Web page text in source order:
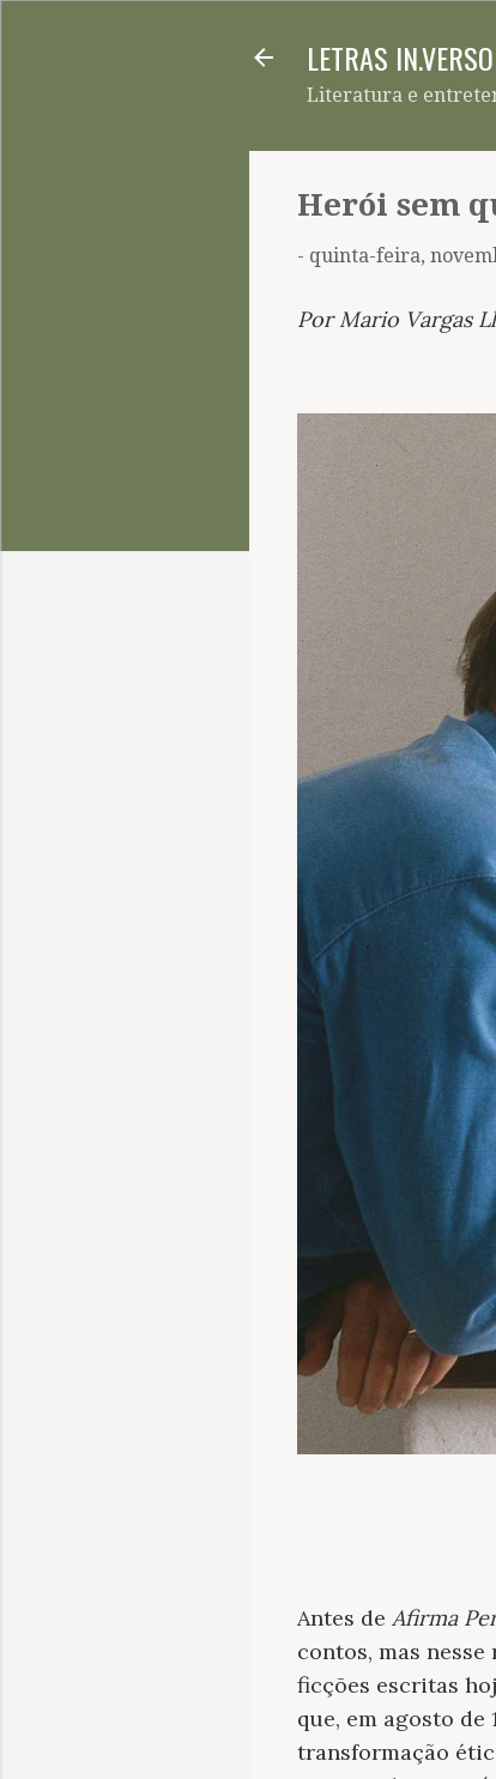
LETRAS
Literatura e
Herói sem
- quinta-feira,
Por Mario Vargas
Antes de Afirma
contos, mas
ficções escritas
que, em agosto
transformação